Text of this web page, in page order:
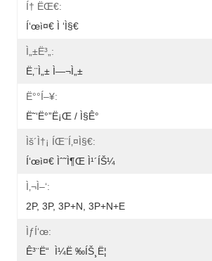
Í† ËŒ€:
Í‘œì¤€ Ì ‘ì§€
Ì„±ë³„:
Ë‚¨ì„± Ì—¬ì„±
Ë°°í–¥:
Ë˜‘ë°”ë¡œ / Ì§ê°
Ìš´ì†¡ ÍŒ¨í‚¤ì§€:
Í‘œì¤€ Ìˆ˜ì¶œ Ì¹´íŠ¼
Ì‚¬ì–‘:
2P, 3P, 3P+N, 3P+N+E
Ìƒí‘œ:
Ê³¨ë“  Ì¼ë ‰íŠ¸ë¦­